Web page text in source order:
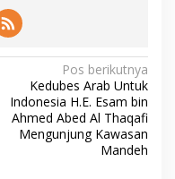
Pos berikutnya
Kedubes Arab Untuk
Indonesia H.E. Esam bin
Ahmed Abed Al Thaqafi
Mengunjung Kawasan
Mandeh